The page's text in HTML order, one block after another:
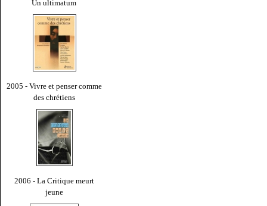
Un ultimatum
2005 - Vivre et penser comme
des chrétiens
2006 - La Critique meurt
jeune